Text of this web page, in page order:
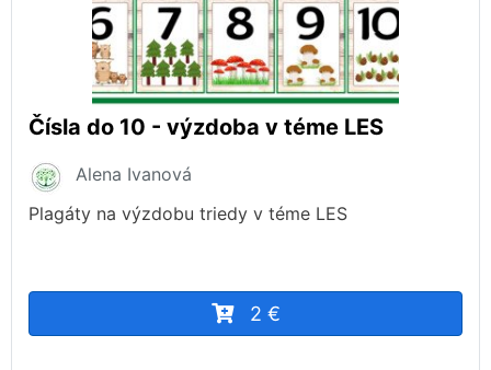
Čísla do 10 - výzdoba v téme LES
Alena Ivanová
Plagáty na výzdobu triedy v téme LES
2 €